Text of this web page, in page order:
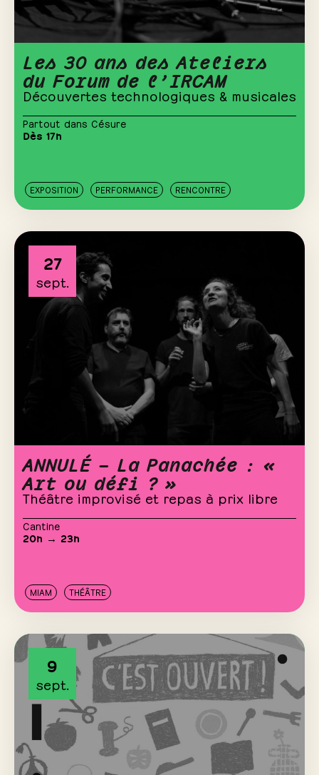
Les 30 ans des Ateliers
du Forum de l’IRCAM
Découvertes technologiques & musicales
Partout dans Césure
Dès 17h
EXPOSITION PERFORMANCE RENCONTRE
27
sept.
ANNULÉ – La Panachée : «
Art ou défi ? »
Théâtre improvisé et repas à prix libre
Cantine
20h → 23h
MIAM THÉÂTRE
9
sept.